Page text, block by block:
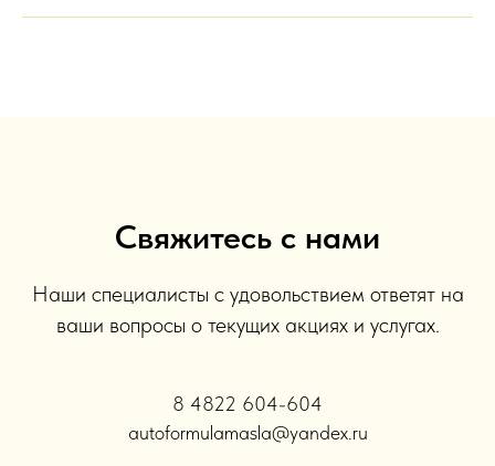
Свяжитесь с нами
Наши специалисты с удовольствием ответят на
ваши вопросы о текущих акциях и услугах.
8 4822 604-604
autoformulamasla@yandex.ru